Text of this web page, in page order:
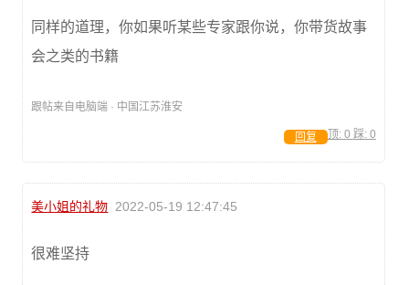
同样的道理，你如果听某些专家跟你说，你带货故事
会之类的书籍
跟帖来自电脑端 · 中国江苏淮安
顶: 0 踩: 0
回复
美小姐的礼物 2022-05-19 12:47:45
很难坚持